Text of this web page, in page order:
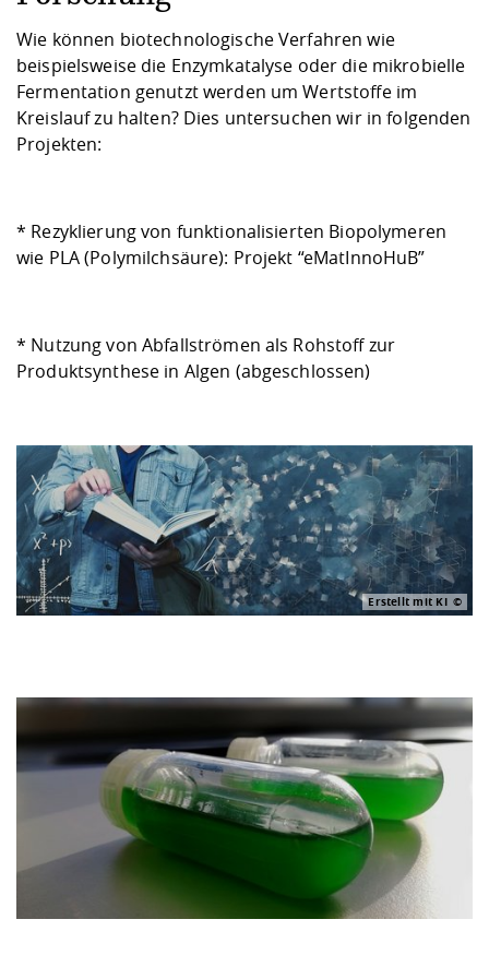
Wie können biotechnologische Verfahren wie
beispielsweise die Enzymkatalyse oder die mikrobielle
Fermentation genutzt werden um Wertstoffe im
Kreislauf zu halten? Dies untersuchen wir in folgenden
Projekten:
* Rezyklierung von funktionalisierten Biopolymeren
wie PLA (Polymilchsäure): Projekt “eMatInnoHuB”
* Nutzung von Abfallströmen als Rohstoff zur
Produktsynthese in Algen (abgeschlossen)
Erstellt mit KI